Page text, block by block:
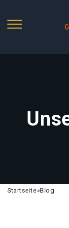
Startseite»Blog